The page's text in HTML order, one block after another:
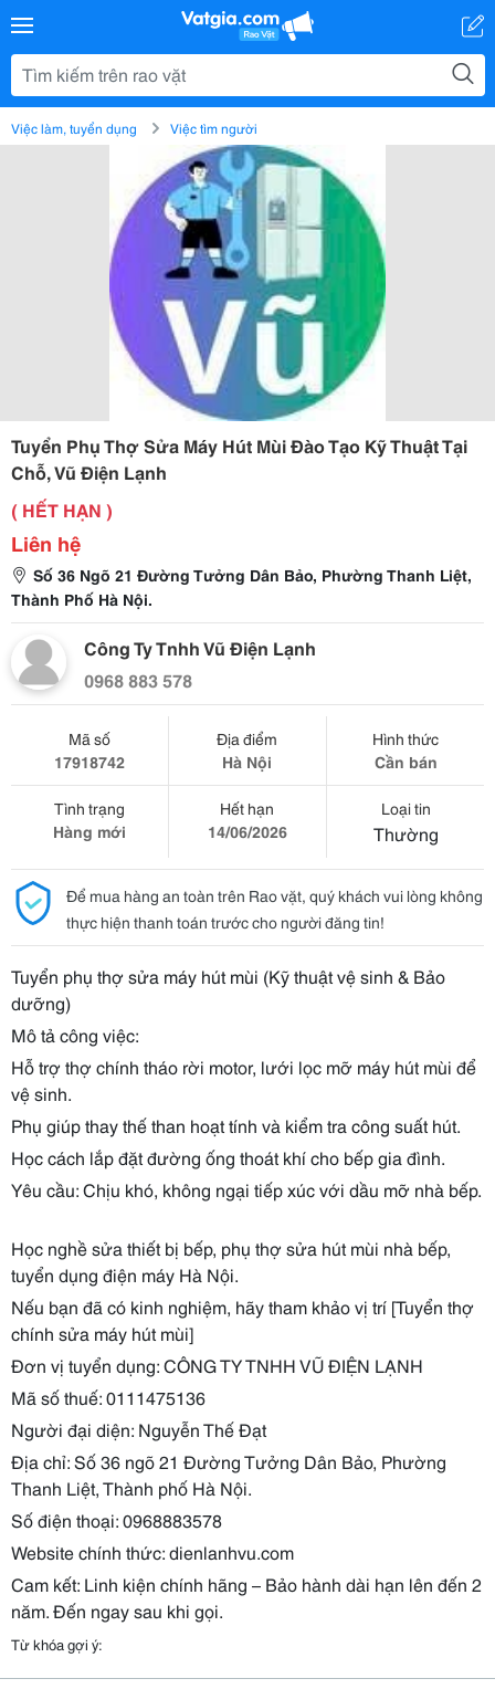
Việc làm, tuyển dụng Việc tìm người
Tuyển Phụ Thợ Sửa Máy Hút Mùi Đào Tạo Kỹ Thuật Tại
Chỗ, Vũ Điện Lạnh
( HẾT HẠN )
Liên hệ
Số 36 Ngõ 21 Đường Tưởng Dân Bảo, Phường Thanh Liệt,
Thành Phố Hà Nội.
Công Ty Tnhh Vũ Điện Lạnh
0968 883 578
Mã số
17918742
Địa điểm
Hà Nội
Hình thức
Cần bán
Tình trạng
Hàng mới
Hết hạn
14/06/2026
Loại tin
Thường
Để mua hàng an toàn trên Rao vặt, quý khách vui lòng không
thực hiện thanh toán trước cho người đăng tin!
Tuyển phụ thợ sửa máy hút mùi (Kỹ thuật vệ sinh & Bảo
dưỡng)
Mô tả công việc:
Hỗ trợ thợ chính tháo rời motor, lưới lọc mỡ máy hút mùi để
vệ sinh.
Phụ giúp thay thế than hoạt tính và kiểm tra công suất hút.
Học cách lắp đặt đường ống thoát khí cho bếp gia đình.
Yêu cầu: Chịu khó, không ngại tiếp xúc với dầu mỡ nhà bếp.
Học nghề sửa thiết bị bếp, phụ thợ sửa hút mùi nhà bếp,
tuyển dụng điện máy Hà Nội.
Nếu bạn đã có kinh nghiệm, hãy tham khảo vị trí [Tuyển thợ
chính sửa máy hút mùi]
Đơn vị tuyển dụng: CÔNG TY TNHH VŨ ĐIỆN LẠNH
Mã số thuế: 0111475136
Người đại diện: Nguyễn Thế Đạt
Địa chỉ: Số 36 ngõ 21 Đường Tưởng Dân Bảo, Phường
Thanh Liệt, Thành phố Hà Nội.
Số điện thoại: 0968883578
Website chính thức: dienlanhvu.com
Cam kết: Linh kiện chính hãng – Bảo hành dài hạn lên đến 2
năm. Đến ngay sau khi gọi.
Từ khóa gợi ý: